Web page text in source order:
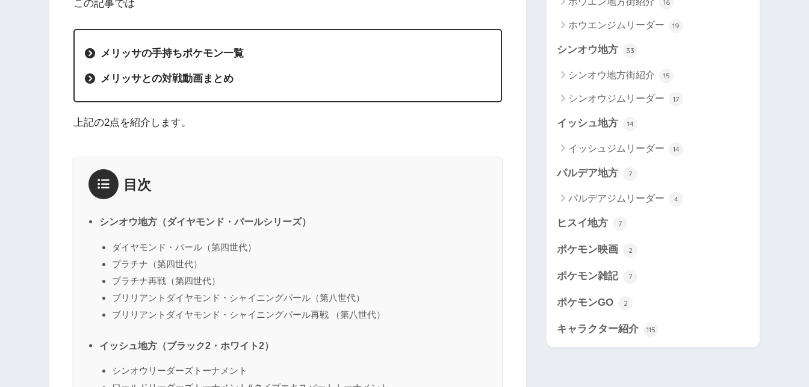
この記事では
メリッサの手持ちポケモン一覧
メリッサとの対戦動画まとめ
上記の2点を紹介します。
目次
シンオウ地方（ダイヤモンド・パールシリーズ）
ダイヤモンド・パール（第四世代）
プラチナ（第四世代）
プラチナ再戦（第四世代）
ブリリアントダイヤモンド・シャイニングパール（第八世代）
ブリリアントダイヤモンド・シャイニングパール再戦 （第八世代）
イッシュ地方（ブラック2・ホワイト2）
シンオウリーダーズトーナメント
16
ホウエンジムリーダー 19
シンオウ地方 33
シンオウ地方街紹介 15
シンオウジムリーダー 17
イッシュ地方 14
イッシュジムリーダー 14
パルデア地方 7
パルデアジムリーダー 4
ヒスイ地方 7
ポケモン映画 2
ポケモン雑記 7
ポケモンGO 2
キャラクター紹介 115